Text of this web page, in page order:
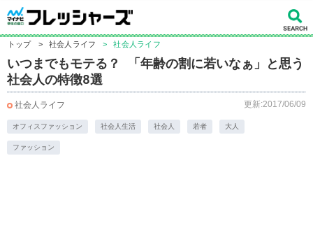
トップ > 社会人ライフ > 社会人ライフ
いつまでもモテる？ 「年齢の割に若いなぁ」と思う
社会人の特徴8選
社会人ライフ 更新:2017/06/09
オフィスファッション 社会人生活 社会人 若者 大人
ファッション